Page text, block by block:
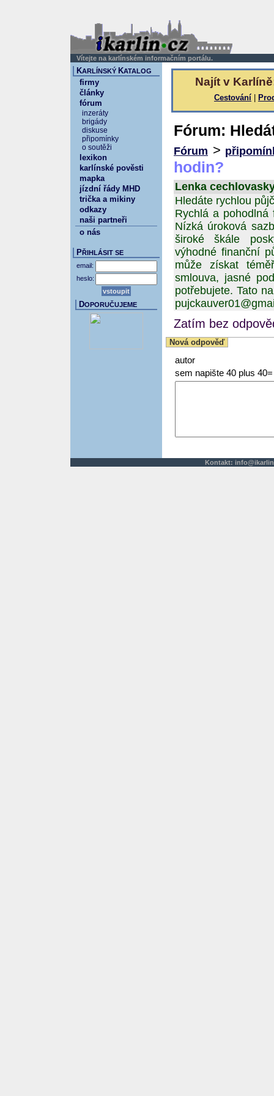
Vítejte na karlínském informačním portálu.
Najít v
Cestování
Fórum:
Fórum >
hodin?
Lenka
Hledáte rychlou
Rychlá a
Nízká úroková
široké škále
výhodné finanční
může získat
smlouva, jasné
potřebujete. Tato
Zatím bez
Nová odpověď
autor
sem napište 40 plus 40=
KARLÍNSKÝ KATALOG
firmy
články
fórum
inzeráty
brigády
diskuse
připomínky
o soutěži
lexikon
karlínské pověsti
mapka
jízdní řády MHD
trička a mikiny
odkazy
naši partneři
o nás
PŘIHLÁSIT SE
email:
heslo:
DOPORUČUJEME
Kontakt: